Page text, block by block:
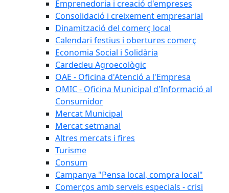
Emprenedoria i creació d'empreses
Consolidació i creixement empresarial
Dinamització del comerç local
Calendari festius i obertures comerç
Economia Social i Solidària
Cardedeu Agroecològic
OAE - Oficina d'Atenció a l'Empresa
OMIC - Oficina Municipal d'Informació al
Consumidor
Mercat Municipal
Mercat setmanal
Altres mercats i fires
Turisme
Consum
Campanya "Pensa local, compra local"
Comerços amb serveis especials - crisi